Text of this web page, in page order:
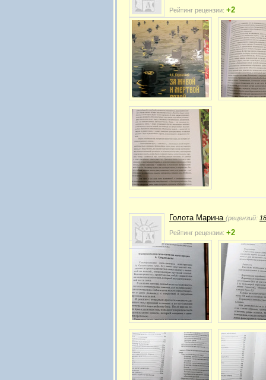
Рейтинг рецензии: +2
Голота Марина (рецензий:
Рейтинг рецензии: +2